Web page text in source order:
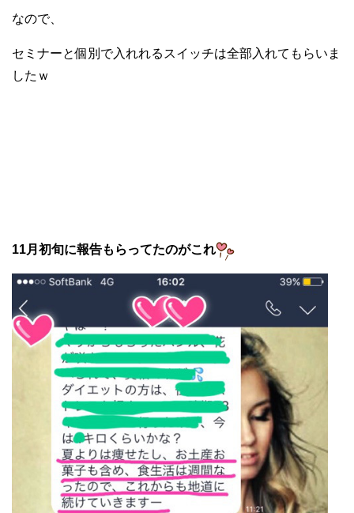
なので、
セミナーと個別で入れれるスイッチは全部入れてもらいま
したｗ
11月初旬に報告もらってたのがこれ